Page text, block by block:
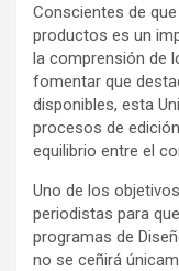
Conscientes de
productos es un
la comprensión de
fomentar que
disponibles, esta
procesos de
equilibrio entre el
Uno de los
periodistas para
programas de
no se ceñirá